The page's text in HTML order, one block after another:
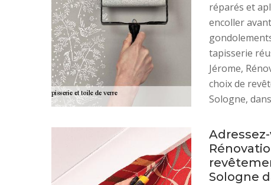
réparés et
encoller
tapisserie
Jérome,
choix de
Sologne,
Sologne